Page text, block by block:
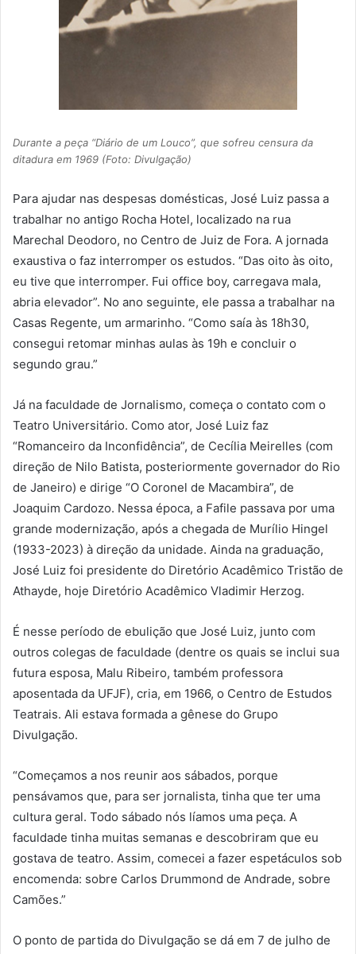
Durante a peça “Diário de um Louco”, que sofreu censura da
ditadura em 1969 (Foto: Divulgação)
Para ajudar nas despesas domésticas, José Luiz passa a
trabalhar no antigo Rocha Hotel, localizado na rua
Marechal Deodoro, no Centro de Juiz de Fora. A jornada
exaustiva o faz interromper os estudos. “Das oito às oito,
eu tive que interromper. Fui office boy, carregava mala,
abria elevador”. No ano seguinte, ele passa a trabalhar na
Casas Regente, um armarinho. “Como saía às 18h30,
consegui retomar minhas aulas às 19h e concluir o
segundo grau.”
Já na faculdade de Jornalismo, começa o contato com o
Teatro Universitário. Como ator, José Luiz faz
“Romanceiro da Inconfidência”, de Cecília Meirelles (com
direção de Nilo Batista, posteriormente governador do Rio
de Janeiro) e dirige “O Coronel de Macambira”, de
Joaquim Cardozo. Nessa época, a Fafile passava por uma
grande modernização, após a chegada de Murílio Hingel
(1933-2023) à direção da unidade. Ainda na graduação,
José Luiz foi presidente do Diretório Acadêmico Tristão de
Athayde, hoje Diretório Acadêmico Vladimir Herzog.
É nesse período de ebulição que José Luiz, junto com
outros colegas de faculdade (dentre os quais se inclui sua
futura esposa, Malu Ribeiro, também professora
aposentada da UFJF), cria, em 1966, o Centro de Estudos
Teatrais. Ali estava formada a gênese do Grupo
Divulgação.
“Começamos a nos reunir aos sábados, porque
pensávamos que, para ser jornalista, tinha que ter uma
cultura geral. Todo sábado nós líamos uma peça. A
faculdade tinha muitas semanas e descobriram que eu
gostava de teatro. Assim, comecei a fazer espetáculos sob
encomenda: sobre Carlos Drummond de Andrade, sobre
Camões.”
O ponto de partida do Divulgação se dá em 7 de julho de